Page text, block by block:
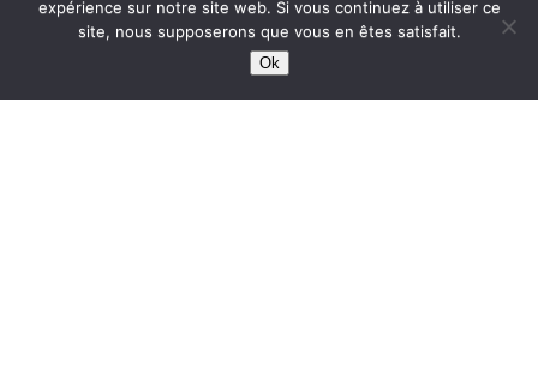
This site is protected bywp-copyrightpro.com
expérience sur notre site web. Si vous continuez à utiliser ce
site, nous supposerons que vous en êtes satisfait.
Ok